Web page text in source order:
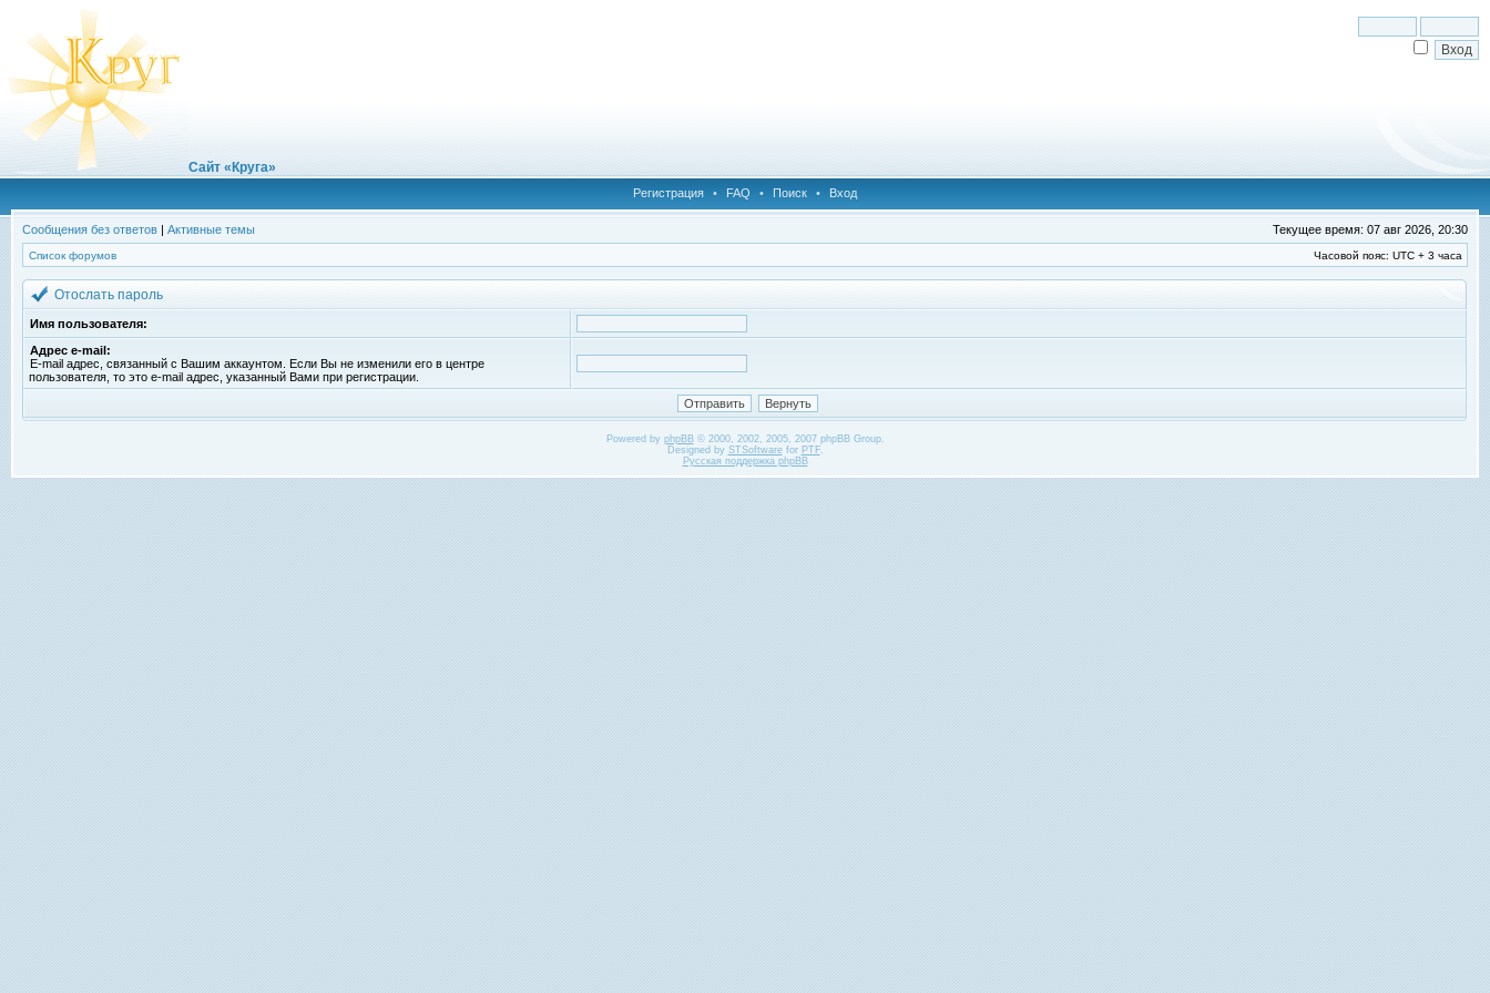
Сайт «Круга»
Регистрация • FAQ • Поиск • Вход
Сообщения без ответов | Активные темы Текущее время: 07 авг 2026, 20:30
Список форумов Часовой пояс: UTC + 3 часа
Отослать пароль
Имя пользователя:
Адрес e-mail:
E-mail адрес, связанный с Вашим аккаунтом. Если Вы не изменили его в центре
пользователя, то это e-mail адрес, указанный Вами при регистрации.
Powered by phpBB© 2000, 2002, 2005, 2007 phpBB Group.
Designed by STSoftwarefor PTF.
Русская поддержка phpBB